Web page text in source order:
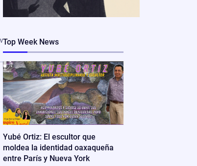
Top Week News
Yubé Ortiz: El escultor que
moldea la identidad oaxaqueña
entre París y Nueva York